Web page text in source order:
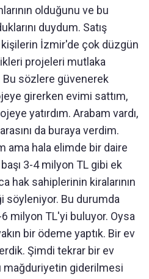
olduğunu ve bu
duydum. Satış
İzmir'de çok düzgün
projeleri mutlaka
Bu sözlere güvenerek
girerken evimi sattım,
yatırdım. Arabam vardı,
da buraya verdim.
ama hala elimde bir daire
3-4 milyon TL gibi ek
hak sahiplerinin kiralarının
söyleniyor. Bu durumda
milyon TL'yi buluyor. Oysa
bir ödeme yaptık. Bir ev
Şimdi tekrar bir ev
mağduriyetin giderilmesi